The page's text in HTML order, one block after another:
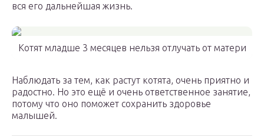
вся его дальнейшая жизнь.
Котят младше 3 месяцев нельзя отлучать от матери
Наблюдать за тем, как растут котята, очень приятно и
радостно. Но это ещё и очень ответственное занятие,
потому что оно поможет сохранить здоровье
малышей.